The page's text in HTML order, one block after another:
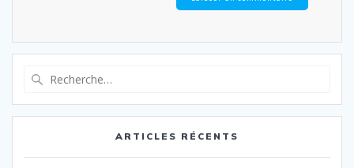
:
ARTICLES RÉCENTS